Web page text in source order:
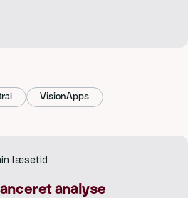
VisionApps
læsetid
analyse